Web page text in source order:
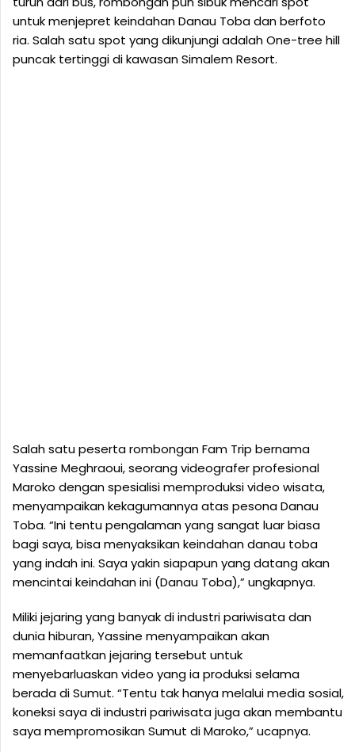
untuk menjepret keindahan Danau Toba dan berfoto
ria. Salah satu spot yang dikunjungi adalah One-tree hill
puncak tertinggi di kawasan Simalem Resort.
Salah satu peserta rombongan Fam Trip bernama
Yassine Meghraoui, seorang videografer profesional
Maroko dengan spesialisi memproduksi video wisata,
menyampaikan kekagumannya atas pesona Danau
Toba. “Ini tentu pengalaman yang sangat luar biasa
bagi saya, bisa menyaksikan keindahan danau toba
yang indah ini. Saya yakin siapapun yang datang akan
mencintai keindahan ini (Danau Toba),” ungkapnya.
Miliki jejaring yang banyak di industri pariwisata dan
dunia hiburan, Yassine menyampaikan akan
memanfaatkan jejaring tersebut untuk
menyebarluaskan video yang ia produksi selama
berada di Sumut. “Tentu tak hanya melalui media sosial,
koneksi saya di industri pariwisata juga akan membantu
saya mempromosikan Sumut di Maroko,” ucapnya.